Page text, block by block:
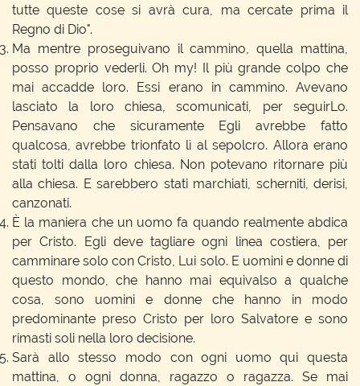
tutte queste cose si avrà cura, ma cercate prima il
Regno di Dio".
Ma mentre proseguivano il cammino, quella mattina,
posso proprio vederli. Oh my! Il più grande colpo che
mai accadde loro. Essi erano in cammino. Avevano
lasciato la loro chiesa, scomunicati, per seguirLo.
Pensavano che sicuramente Egli avrebbe fatto
qualcosa, avrebbe trionfato lì al sepolcro. Allora erano
stati tolti dalla loro chiesa. Non potevano ritornare più
alla chiesa. E sarebbero stati marchiati, scherniti, derisi,
canzonati.
È la maniera che un uomo fa quando realmente abdica
per Cristo. Egli deve tagliare ogni linea costiera, per
camminare solo con Cristo, Lui solo. E uomini e donne di
questo mondo, che hanno mai equivalso a qualche
cosa, sono uomini e donne che hanno in modo
predominante preso Cristo per loro Salvatore e sono
rimasti soli nella loro decisione.
Sarà allo stesso modo con ogni uomo qui questa
mattina, o ogni donna, ragazzo o ragazza. Se mai